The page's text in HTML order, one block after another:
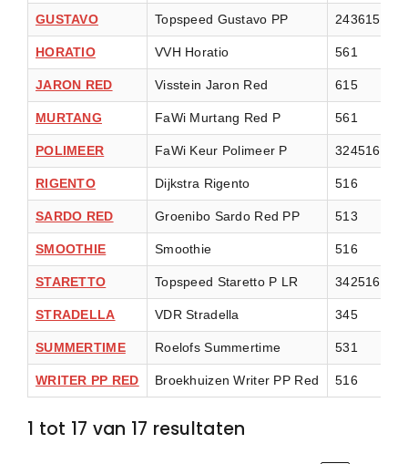
GUSTAVO Topspeed Gustavo PP 243615
HORATIO VVH Horatio 561
JARON RED Visstein Jaron Red 615
MURTANG FaWi Murtang Red P 561
POLIMEER FaWi Keur Polimeer P 324516
RIGENTO Dijkstra Rigento 516
SARDO RED Groenibo Sardo Red PP 513
SMOOTHIE Smoothie 516
STARETTO Topspeed Staretto P LR 342516
STRADELLA VDR Stradella 345
SUMMERTIME Roelofs Summertime 531
WRITER PP RED Broekhuizen Writer PP Red 516
1 tot 17 van 17 resultaten